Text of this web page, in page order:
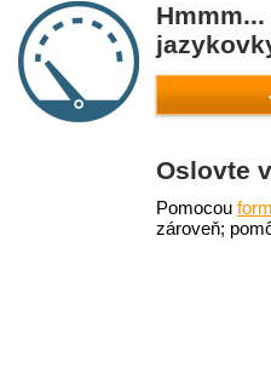
Oslovte
Pomocou
zároveň;